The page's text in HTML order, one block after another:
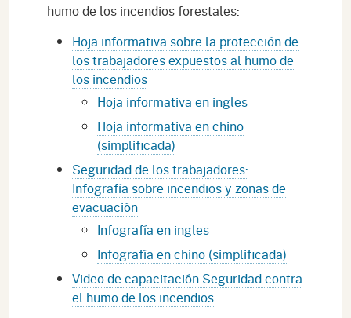
humo de los incendios forestales:
Hoja informativa sobre la protección de
los trabajadores expuestos al humo de
los incendios
Hoja informativa en ingles
Hoja informativa en chino
(simplificada)
Seguridad de los trabajadores:
Infografía sobre incendios y zonas de
evacuación
Infografía en ingles
Infografía en chino (simplificada)
Video de capacitación Seguridad contra
el humo de los incendios